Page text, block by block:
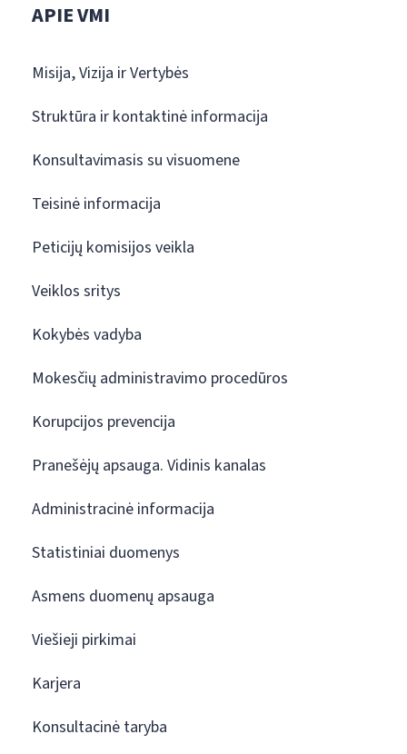
APIE VMI
Misija, Vizija ir Vertybės
Struktūra ir kontaktinė informacija
Konsultavimasis su visuomene
Teisinė informacija
Peticijų komisijos veikla
Veiklos sritys
Kokybės vadyba
Mokesčių administravimo procedūros
Korupcijos prevencija
Pranešėjų apsauga. Vidinis kanalas
Administracinė informacija
Statistiniai duomenys
Asmens duomenų apsauga
Viešieji pirkimai
Karjera
Konsultacinė taryba